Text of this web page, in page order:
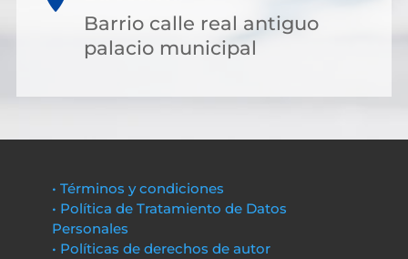
Barrio calle real antiguo
palacio municipal
• Términos y condiciones
• Política de Tratamiento de Datos
Personales
• Políticas de derechos de autor